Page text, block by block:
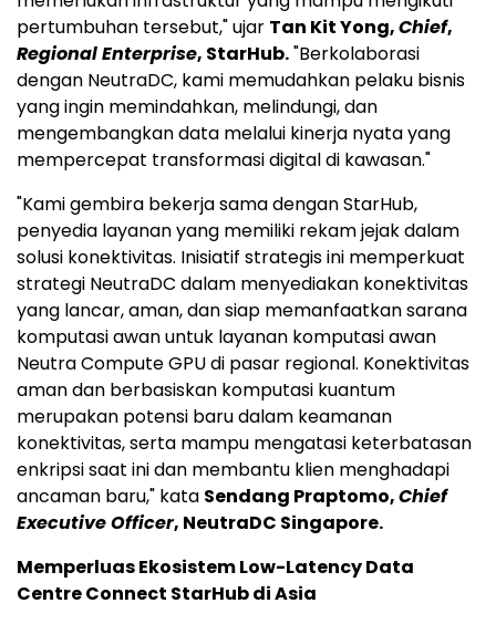
pertumbuhan tersebut," ujar Tan Kit Yong,Chief,
Regional Enterprise, StarHub."Berkolaborasi
dengan NeutraDC, kami memudahkan pelaku bisnis
yang ingin memindahkan, melindungi, dan
mengembangkan data melalui kinerja nyata yang
mempercepat transformasi digital di kawasan."
"Kami gembira bekerja sama dengan StarHub,
penyedia layanan yang memiliki rekam jejak dalam
solusi konektivitas. Inisiatif strategis ini memperkuat
strategi NeutraDC dalam menyediakan konektivitas
yang lancar, aman, dan siap memanfaatkan sarana
komputasi awan untuk layanan komputasi awan
Neutra Compute GPU di pasar regional. Konektivitas
aman dan berbasiskan komputasi kuantum
merupakan potensi baru dalam keamanan
konektivitas, serta mampu mengatasi keterbatasan
enkripsi saat ini dan membantu klien menghadapi
ancaman baru," kata Sendang Praptomo,Chief
Executive Officer, NeutraDC Singapore.
Memperluas Ekosistem Low-Latency Data
Centre Connect StarHub di Asia